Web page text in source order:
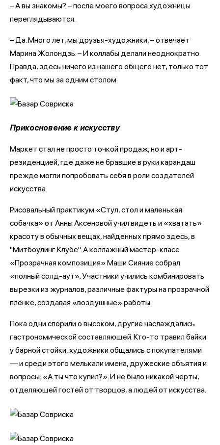
– А вы знакомы? – после моего вопроса художницы
переглядываются.
– Да. Много лет, мы друзья-художники, – отвечает
Марина Жолондзь. – И коллабы делали неоднократно.
Правда, здесь ничего из нашего общего нет, только тот
факт, что мы за одним столом.
Прикосновение к искусству
Маркет стал не просто точкой продаж, но и арт-
резиденцией, где даже не бравшие в руки карандаш
прежде могли попробовать себя в роли создателей
искусства.
Рисовальный практикум «Стул, стол и маленькая
собачка» от Анны Аксеновой учил видеть и «хватать»
красоту в обычных вещах, найденных прямо здесь, в
"Митбоулинг Клубе". А коллажный мастер-класс
«Прозрачная композиция» Маши Сияние собрал
«полный солд-аут». Участники учились комбинировать
вырезки из журналов, различные фактуры на прозрачной
пленке, создавая «воздушные» работы.
Пока одни спорили о высоком, другие наслаждались
гастрономической составляющей. Кто-то травил байки
у барной стойки, художники общались с покупателями
— и среди этого мелькали имена, дружеские объятия и
вопросы: «А ты что купил?». И не было никакой черты,
отделяющей гостей от творцов, а людей от искусства.